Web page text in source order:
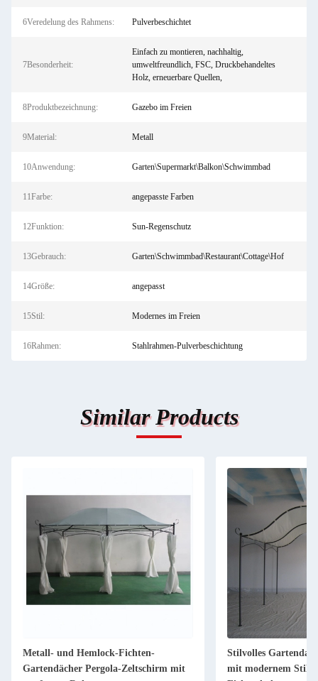
6Veredelung des Rahmens: Pulverbeschichtet
7Besonderheit:
Einfach zu montieren, nachhaltig,
umweltfreundlich, FSC, Druckbehandeltes
Holz, erneuerbare Quellen,
8Produktbezeichnung: Gazebo im Freien
9Material: Metall
10Anwendung: Garten\Supermarkt\Balkon\Schwimmbad
11Farbe: angepasste Farben
12Funktion: Sun-Regenschutz
13Gebrauch: Garten\Schwimmbad\Restaurant\Cottage\Hof
14Größe: angepasst
15Stil: Modernes im Freien
16Rahmen: Stahlrahmen-Pulverbeschichtung
Similar Products
Metall- und Hemlock-Fichten-
Gartendächer Pergola-Zeltschirm mit
Stilvolles
mit modernem Stil